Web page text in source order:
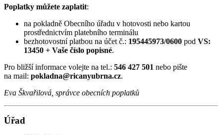
Poplatky můžete zaplatit:
na pokladně Obecního úřadu v hotovosti nebo kartou
prostřednictvím platebního terminálu
bezhotovostní platbou na účet č.: 195445973/0600 pod VS:
13450 + Vaše číslo popisné.
Pro bližší informace volejte na tel.: 546 427 501 nebo pište
na mail: pokladna@ricanyubrna.cz.
Eva Škvařilová, správce obecních poplatků
Úřad